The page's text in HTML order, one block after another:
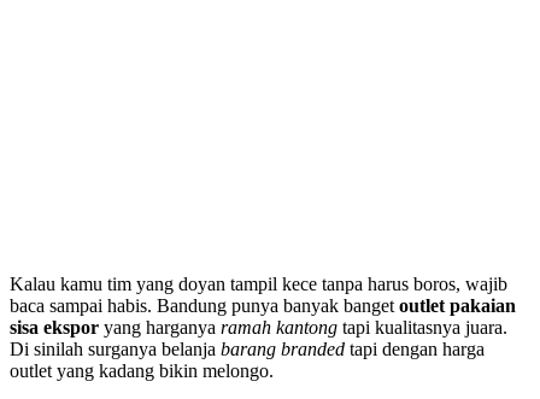
Kalau kamu tim yang doyan tampil kece tanpa harus boros, wajib
baca sampai habis. Bandung punya banyak banget outlet pakaian
sisa ekspor yang harganya ramah kantong tapi kualitasnya juara.
Di sinilah surganya belanja barang branded tapi dengan harga
outlet yang kadang bikin melongo.